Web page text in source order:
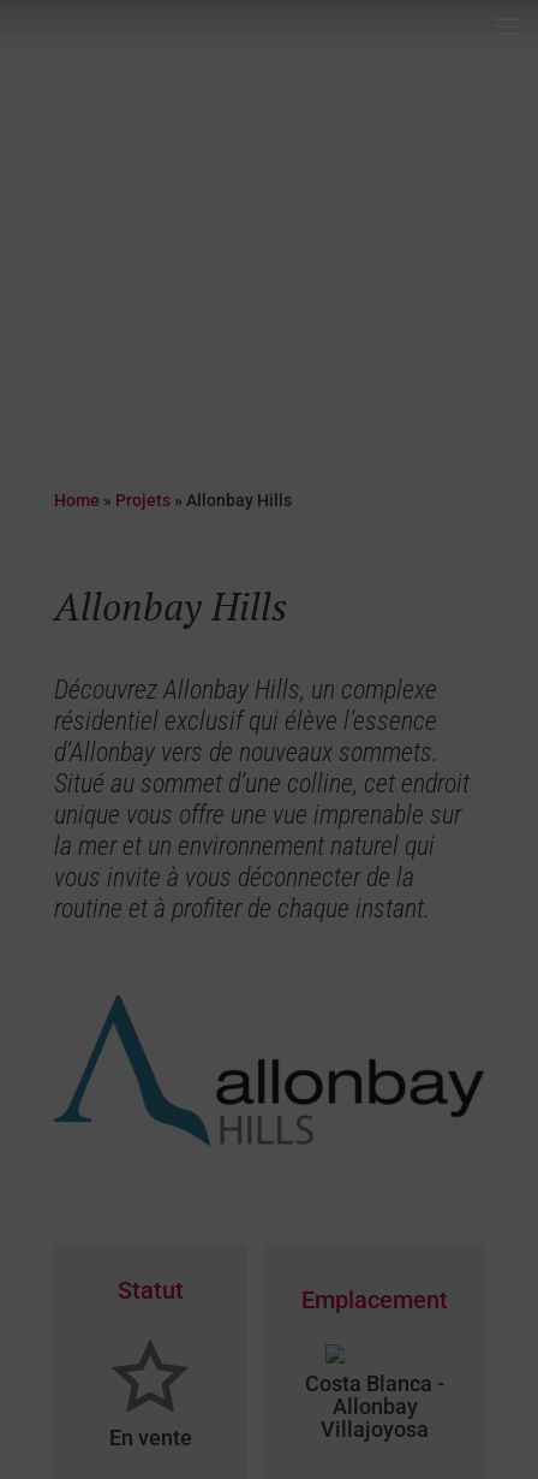
Home » Projets» Allonbay Hills
Allonbay Hills
Découvrez Allonbay Hills, un complexe
résidentiel exclusif qui élève l’essence
d’Allonbay vers de nouveaux sommets.
Situé au sommet d’une colline, cet endroit
unique vous offre une vue imprenable sur
la mer et un environnement naturel qui
vous invite à vous déconnecter de la
routine et à profiter de chaque instant.
Statut
En vente
Emplacement
Costa Blanca -
Allonbay
Villajoyosa